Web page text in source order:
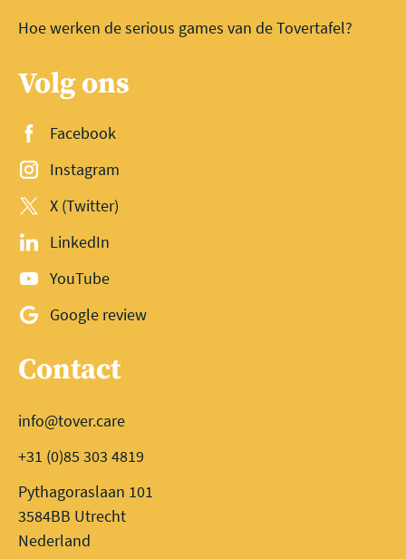
Hoe werken de serious games van de Tovertafel?
Volg ons
Facebook
Instagram
X (Twitter)
LinkedIn
YouTube
Google review
Contact
info@tover.care
+31 (0)85 303 4819
Pythagoraslaan 101
3584BB Utrecht
Nederland